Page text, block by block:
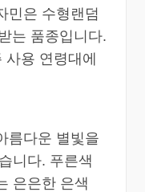
민은 수형랜덤
는 품종입니다.
사용 연령대에
름다운 별빛을
니다. 푸른색
은은한 은색